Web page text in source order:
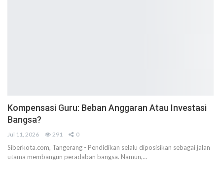
Kompensasi Guru: Beban Anggaran Atau Investasi
Bangsa?
Jul 11, 2026 291 0
Siberkota.com, Tangerang - Pendidikan selalu diposisikan sebagai jalan
utama membangun peradaban bangsa. Namun,…